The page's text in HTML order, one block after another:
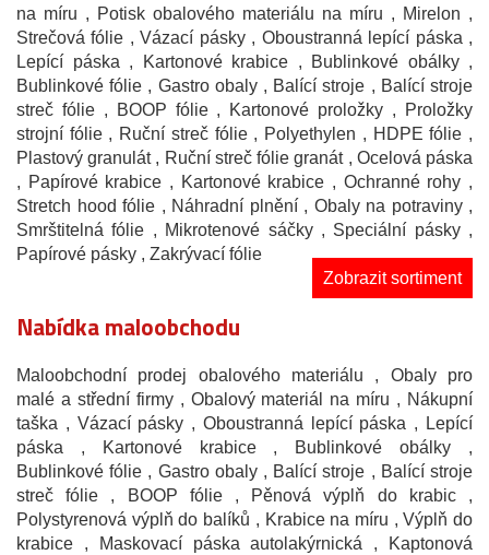
na míru , Potisk obalového materiálu na míru , Mirelon ,
Strečová fólie , Vázací pásky , Oboustranná lepící páska ,
Lepící páska , Kartonové krabice , Bublinkové obálky ,
Bublinkové fólie , Gastro obaly , Balící stroje , Balící stroje
streč fólie , BOOP fólie , Kartonové proložky , Proložky
strojní fólie , Ruční streč fólie , Polyethylen , HDPE fólie ,
Plastový granulát , Ruční streč fólie granát , Ocelová páska
, Papírové krabice , Kartonové krabice , Ochranné rohy ,
Stretch hood fólie , Náhradní plnění , Obaly na potraviny ,
Smrštitelná fólie , Mikrotenové sáčky , Speciální pásky ,
Papírové pásky , Zakrývací fólie
Zobrazit sortiment
Nabídka maloobchodu
Maloobchodní prodej obalového materiálu , Obaly pro
malé a střední firmy , Obalový materiál na míru , Nákupní
taška , Vázací pásky , Oboustranná lepící páska , Lepící
páska , Kartonové krabice , Bublinkové obálky ,
Bublinkové fólie , Gastro obaly , Balící stroje , Balící stroje
streč fólie , BOOP fólie , Pěnová výplň do krabic ,
Polystyrenová výplň do balíků , Krabice na míru , Výplň do
krabice , Maskovací páska autolakýrnická , Kaptonová